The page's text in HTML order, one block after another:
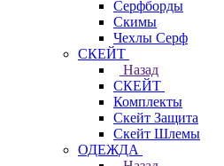
Серфборды
Скимы
Чехлы Cерф
СКЕЙТ
Назад
СКЕЙТ
Комплекты
Скейт Защита
Скейт Шлемы
ОДЕЖДА